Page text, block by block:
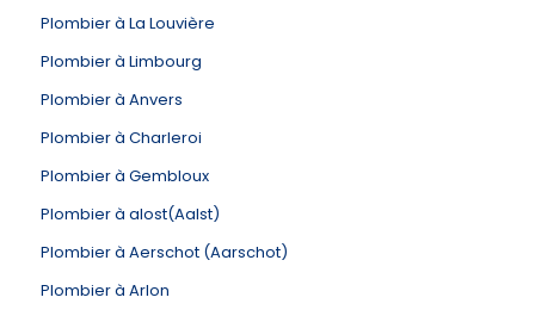
Plombier à La Louvière
Plombier à Limbourg
Plombier à Anvers
Plombier à Charleroi
Plombier à Gembloux
Plombier à alost(Aalst)
Plombier à Aerschot (Aarschot)
Plombier à Arlon